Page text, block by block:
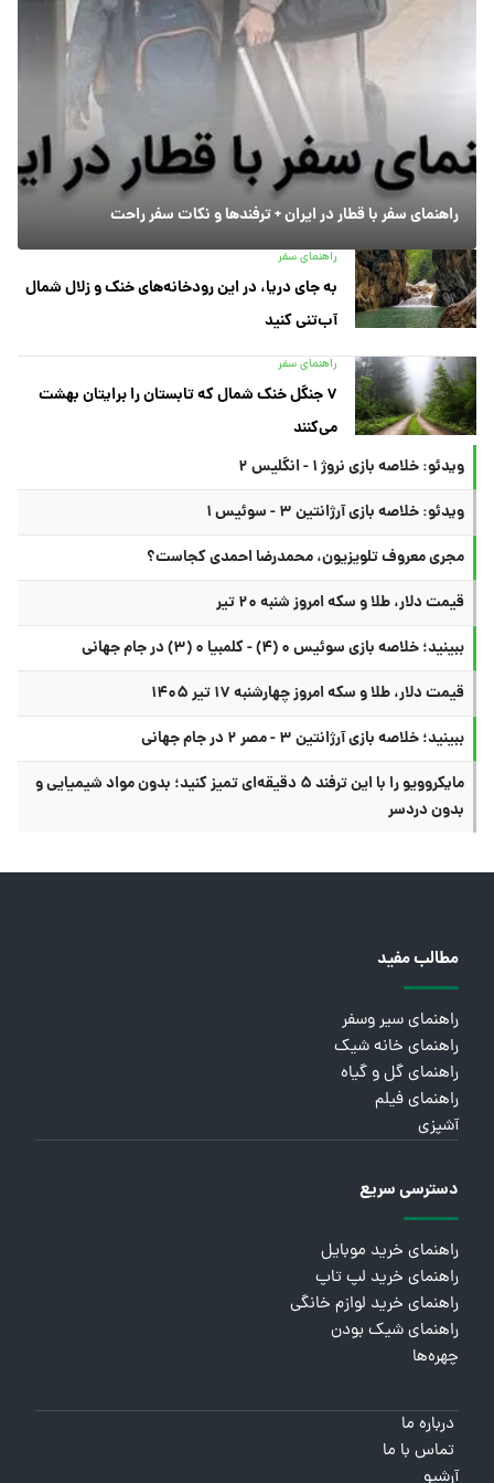
راهنمای سفر با قطار در ایران + ترفندها و نکات سفر راحت
راهنمای سفر
به جای دریا، در این رودخانه‌های خنک و زلال شمال
آب‌تنی کنید
راهنمای سفر
۷ جنگل خنک شمال که تابستان را برایتان بهشت
می‌کنند
ویدئو: خلاصه بازی نروژ ۱ - انگلیس ۲
ویدئو: خلاصه بازی آرژانتین ۳ - سوئیس ۱
مجری معروف تلویزیون، محمدرضا احمدی کجاست؟
قیمت دلار، طلا و سکه امروز شنبه ۲۰ تیر
ببینید؛ خلاصه بازی سوئیس ۰ (۴) - کلمبیا ۰ (۳) در جام جهانی
قیمت دلار، طلا و سکه امروز چهارشنبه ۱۷ تیر ۱۴۰۵
ببینید؛ خلاصه بازی آرژانتین ۳ - مصر ۲ در جام جهانی
مایکروویو را با این ترفند ۵ دقیقه‌ای تمیز کنید؛ بدون مواد شیمیایی و
بدون دردسر
مطالب مفید
راهنمای سیر وسفر
راهنمای خانه شیک
راهنمای گل و گیاه
راهنمای فیلم
آشپزی
دسترسی سریع
راهنمای خرید موبایل
راهنمای خرید لپ تاپ
راهنمای خرید لوازم خانگی
راهنمای شیک بودن
چهره‌ها
درباره ما
تماس با ما